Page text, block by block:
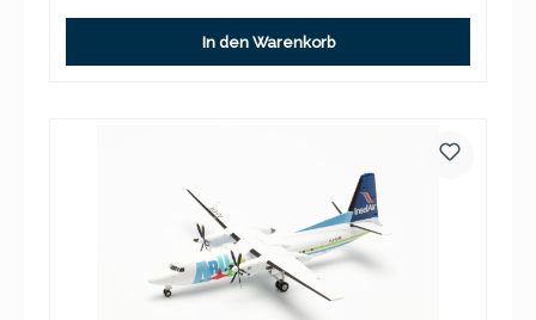
In den Warenkorb